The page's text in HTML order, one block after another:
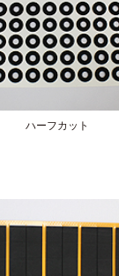
ハーフカット